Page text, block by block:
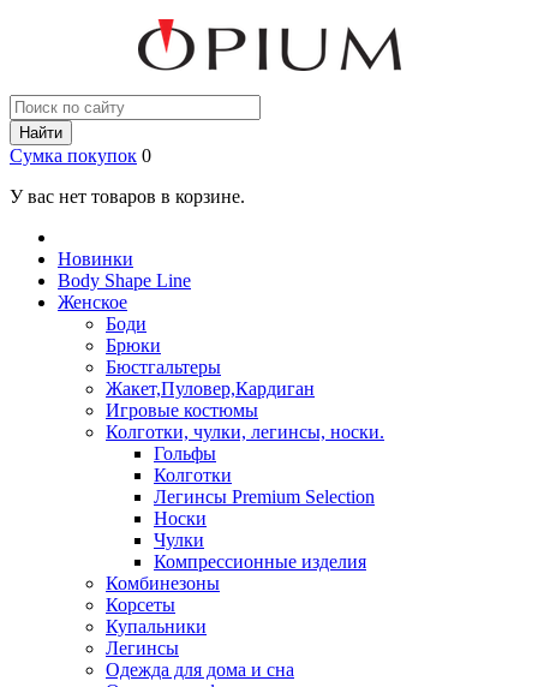
Найти
Сумка покупок 0
У вас нет товаров в корзине.
Новинки
Body Shape Line
Женское
Боди
Брюки
Бюстгальтеры
Жакет,Пуловер,Кардиган
Игровые костюмы
Колготки, чулки, легинсы, носки.
Гольфы
Колготки
Легинсы Premium Selection
Носки
Чулки
Компрессионные изделия
Комбинезоны
Корсеты
Купальники
Легинсы
Одежда для дома и сна